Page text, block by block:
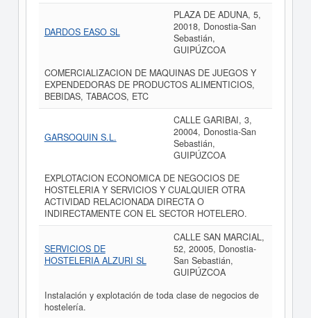
DARDOS EASO SL
PLAZA DE ADUNA, 5,
20018, Donostia-San
Sebastián,
GUIPÚZCOA
COMERCIALIZACION DE MAQUINAS DE JUEGOS Y
EXPENDEDORAS DE PRODUCTOS ALIMENTICIOS,
BEBIDAS, TABACOS, ETC
GARSOQUIN S.L.
CALLE GARIBAI, 3,
20004, Donostia-San
Sebastián,
GUIPÚZCOA
EXPLOTACION ECONOMICA DE NEGOCIOS DE
HOSTELERIA Y SERVICIOS Y CUALQUIER OTRA
ACTIVIDAD RELACIONADA DIRECTA O
INDIRECTAMENTE CON EL SECTOR HOTELERO.
SERVICIOS DE
HOSTELERIA ALZURI SL
CALLE SAN MARCIAL,
52, 20005, Donostia-
San Sebastián,
GUIPÚZCOA
Instalación y explotación de toda clase de negocios de
hostelería.